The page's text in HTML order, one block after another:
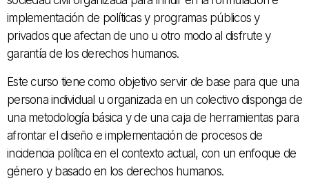
implementación de políticas y programas públicos y
privados que afectan de uno u otro modo al disfrute y
garantía de los derechos humanos.
Este curso tiene como objetivo servir de base para que una
persona individual u organizada en un colectivo disponga de
una metodología básica y de una caja de herramientas para
afrontar el diseño e implementación de procesos de
incidencia política en el contexto actual, con un enfoque de
género y basado en los derechos humanos.